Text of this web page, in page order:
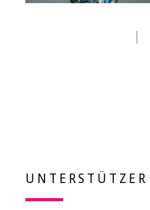
|
UNTERSTÜTZER